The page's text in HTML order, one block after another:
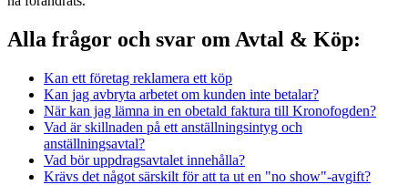
Alla frågor och svar om Avtal & Köp:
Kan ett företag reklamera ett köp
Kan jag avbryta arbetet om kunden inte betalar?
När kan jag lämna in en obetald faktura till Kronofogden?
Vad är skillnaden på ett anställningsintyg och
anställningsavtal?
Vad bör uppdragsavtalet innehålla?
Krävs det något särskilt för att ta ut en "no show"-avgift?